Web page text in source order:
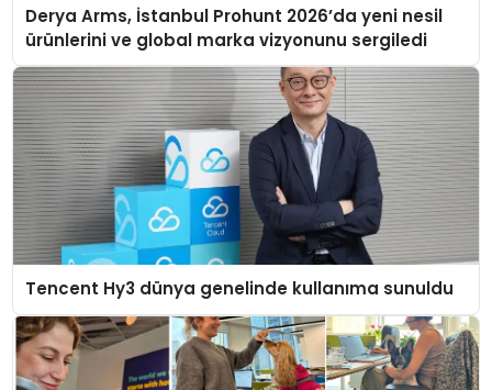
Derya Arms, İstanbul Prohunt 2026’da yeni nesil
ürünlerini ve global marka vizyonunu sergiledi
Tencent Hy3 dünya genelinde kullanıma sunuldu